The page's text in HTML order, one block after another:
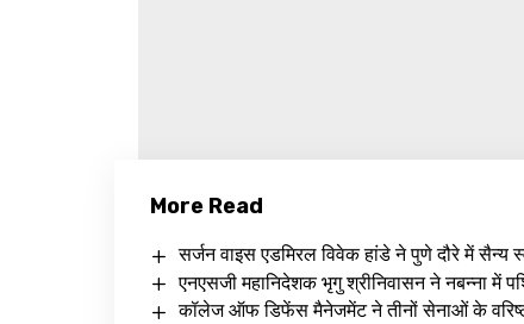
More Read
सर्जन वाइस एडमिरल विवेक हांडे ने पुणे दौरे में सैन्य
एनएसजी महानिदेशक भृगु श्रीनिवासन ने नबन्ना में
कॉलेज ऑफ डिफेंस मैनेजमेंट ने तीनों सेनाओं के वरिष्ठ